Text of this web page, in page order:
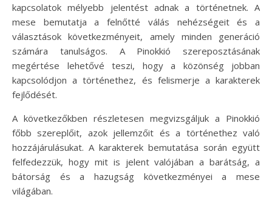
kapcsolatok mélyebb jelentést adnak a történetnek. A
mese bemutatja a felnőtté válás nehézségeit és a
választások következményeit, amely minden generáció
számára tanulságos. A Pinokkió szereposztásának
megértése lehetővé teszi, hogy a közönség jobban
kapcsolódjon a történethez, és felismerje a karakterek
fejlődését.
A következőkben részletesen megvizsgáljuk a Pinokkió
főbb szereplőit, azok jellemzőit és a történethez való
hozzájárulásukat. A karakterek bemutatása során együtt
felfedezzük, hogy mit is jelent valójában a barátság, a
bátorság és a hazugság következményei a mese
világában.